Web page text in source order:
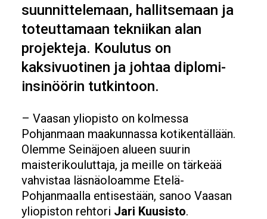
suunnittelemaan, hallitsemaan ja
toteuttamaan tekniikan alan
projekteja. Koulutus on
kaksivuotinen ja johtaa diplomi-
insinöörin tutkintoon.
– Vaasan yliopisto on kolmessa
Pohjanmaan maakunnassa kotikentällään.
Olemme Seinäjoen alueen suurin
maisterikouluttaja, ja meille on tärkeää
vahvistaa läsnäoloamme Etelä-
Pohjanmaalla entisestään, sanoo Vaasan
yliopiston rehtori Jari Kuusisto.